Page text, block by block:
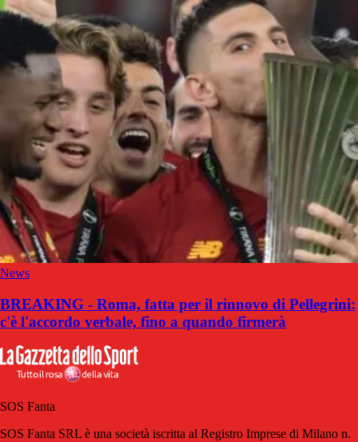
News
BREAKING - Roma, fatta per il rinnovo di Pellegrini:
c'è l'accordo verbale, fino a quando firmerà
SOS Fanta
SOS Fanta SRL è una società iscritta al Registro Imprese di Milano n.